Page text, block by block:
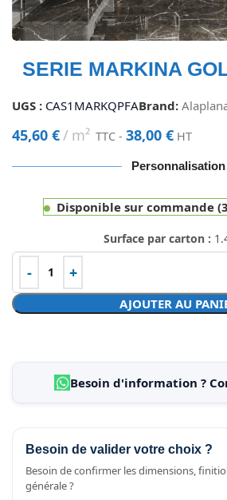
SERIE MARKINA
UGS : CAS1MARKQPFABrand:
45,60 € m² TTC - 38,00 € HT
Personnalisation
Disponible sur commande
Surface par carton :
AJOUTER AU
Besoin d'information ?
Besoin de valider votre choix ?
Besoin de confirmer les dimensions,
générale ?